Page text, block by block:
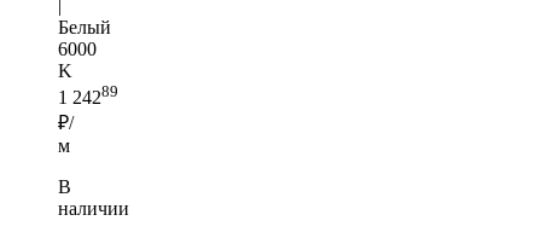
|
Белый
6000
K
1 24289
₽/
м
В
наличии